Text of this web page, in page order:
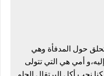
حول المدفأة وهي
أمي هي التي تتولى